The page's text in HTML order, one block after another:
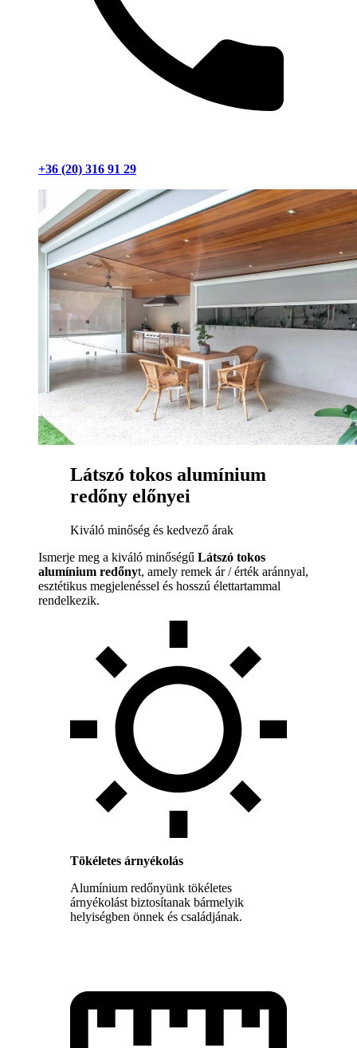
+36 (20) 316 91 29
Látszó tokos alumínium
redőny előnyei
Kiváló minőség és kedvező árak
Ismerje meg a kiváló minőségű Látszó tokos
alumínium redőnyt, amely remek ár / érték aránnyal,
esztétikus megjelenéssel és hosszú élettartammal
rendelkezik.
Tökéletes árnyékolás
Alumínium redőnyünk tökéletes
árnyékolást biztosítanak bármelyik
helyiségben önnek és családjának.